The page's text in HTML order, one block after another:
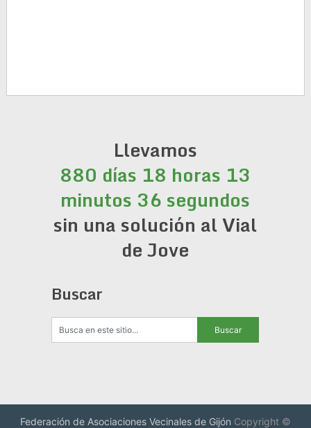
Llevamos
880 días 18 horas 13
minutos 37 segundos
sin una solución al Vial
de Jove
Buscar
Federación de Asociaciones Vecinales de Gijón Copyright ©